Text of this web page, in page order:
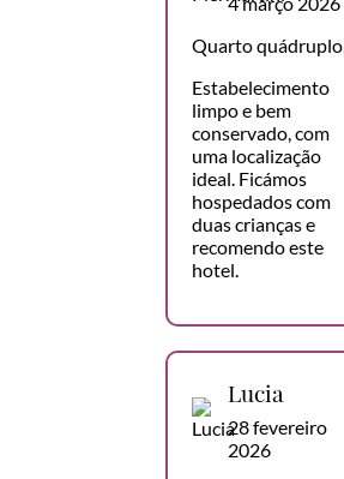
Quarto quádruplo,
Estabelecimento
limpo e bem
conservado, com
uma localização
ideal. Ficámos
hospedados com
duas crianças e
recomendo este
hotel.
Lucia
28 fevereiro
2026